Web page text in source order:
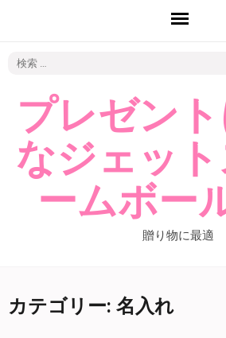
プレゼン
なジェット
ームボー
贈り物に最適
カテゴリー: 名入れ